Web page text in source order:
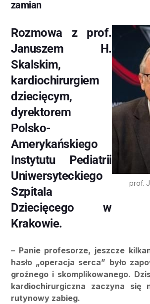
zamian
prof.
Rozmowa z prof.
Januszem H.
Skalskim,
kardiochirurgiem
dziecięcym,
dyrektorem
Polsko-
Amerykańskiego
Instytutu Pediatrii
Uniwersyteckiego
Szpitala
Dziecięcego w
Krakowie.
– Panie profesorze, jeszcze
hasło „operacja serca” było
groźnego i skomplikowanego.
kardiochirurgiczna zaczyna się
rutynowy zabieg.